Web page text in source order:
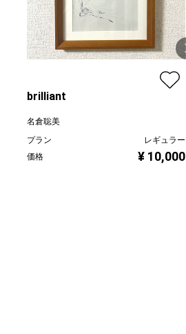
brilliant
名倉聡美
プラン
レギュラー
価格
¥ 10,000